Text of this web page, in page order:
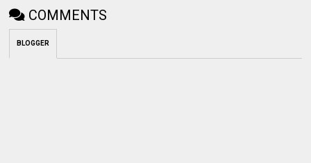
COMMENTS
BLOGGER